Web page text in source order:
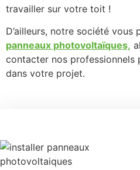
travailler sur votre toit !
D’ailleurs, notre société vous
panneaux photovoltaïques,
contacter nos professionnels
dans votre projet.